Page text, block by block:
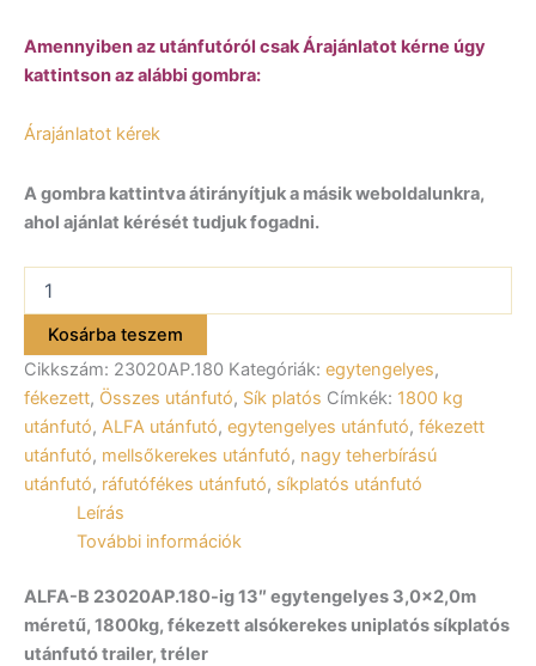
Amennyiben az utánfutóról csak Árajánlatot kérne úgy
kattintson az alábbi gombra:
Árajánlatot kérek
A gombra kattintva átirányítjuk a másik weboldalunkra,
ahol ajánlat kérését tudjuk fogadni.
23020AP.180-
13″
egytengelyes
fékezett
utánfutó
300x200cm
–
1800kg
össztömeg
Kosárba teszem
Cikkszám: 23020AP.180 Kategóriák: egytengelyes,
fékezett, Összes utánfutó, Sík platós Címkék: 1800 kg
utánfutó, ALFA utánfutó, egytengelyes utánfutó, fékezett
utánfutó, mellsőkerekes utánfutó, nagy teherbírású
utánfutó, ráfutófékes utánfutó, síkplatós utánfutó
Leírás
További információk
ALFA-B 23020AP.180-ig 13″ egytengelyes 3,0×2,0m
méretű, 1800kg, fékezett alsókerekes uniplatós síkplatós
utánfutó trailer, tréler